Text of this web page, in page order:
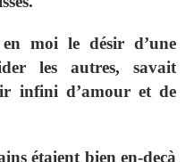
moi le désir d’une
les autres, savait
infini d’amour et de
étaient bien en‐deçà